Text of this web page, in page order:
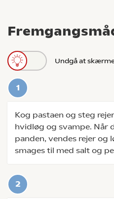
Undgå at
Kog pastaen og steg
hvidløg og svampe. Når
panden, vendes rejer og
smages til med salt og